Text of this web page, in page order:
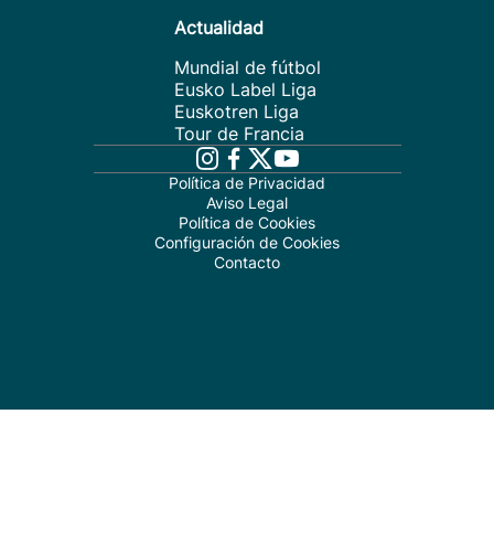
Actualidad
Mundial de fútbol
Eusko Label Liga
Euskotren Liga
Tour de Francia
Política de Privacidad
Aviso Legal
Política de Cookies
Configuración de Cookies
Contacto